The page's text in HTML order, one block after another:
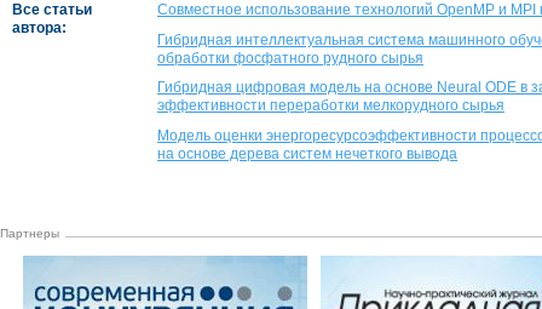
Все статьи
автора:
Совместное использование технологий OpenMP и MPI
Гибридная интеллектуальная система машинного
обработки фосфатного рудного сырья
Гибридная цифровая модель на основе Neural ODE в
эффективности переработки мелкорудного сырья
Модель оценки энергоресурсоэффективности
на основе дерева систем нечеткого вывода
Партнеры